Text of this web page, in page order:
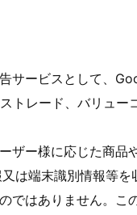
サービスとして、
トレード、バリュー
ザー様に応じた商品
は端末識別情報等
ではありません。